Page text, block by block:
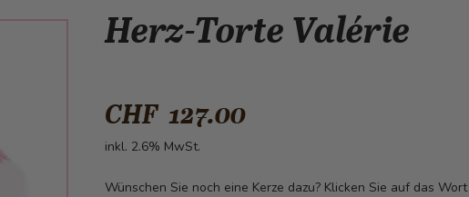
Herz-Torte Valérie
CHF 127.00
inkl. 2.6% MwSt.
Wünschen Sie noch eine Kerze dazu? Klicken Sie auf das Wort